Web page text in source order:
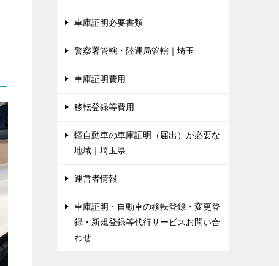
車庫証明必要書類
警察署管轄・陸運局管轄｜埼玉
車庫証明費用
移転登録等費用
軽自動車の車庫証明（届出）が必要な
地域｜埼玉県
運営者情報
車庫証明・自動車の移転登録・変更登
録・新規登録等代行サービスお問い合
わせ